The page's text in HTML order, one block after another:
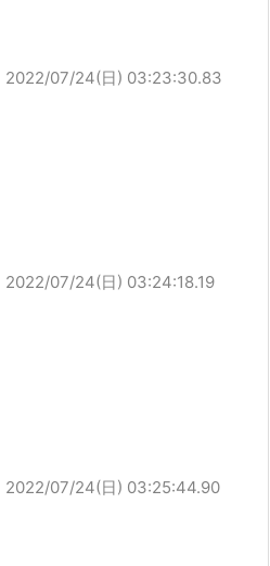
2022/07/24(日) 03:23:30.83
2022/07/24(日) 03:24:18.19
2022/07/24(日) 03:25:44.90